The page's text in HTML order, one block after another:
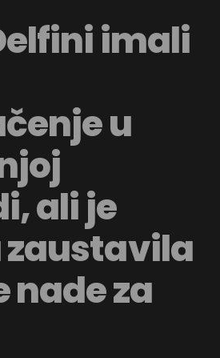
imali
u
ali je
zaustavila
nade za